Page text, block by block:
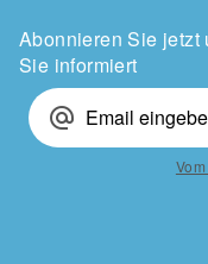
Abonnieren Sie jetzt
Sie informiert
alternate_email